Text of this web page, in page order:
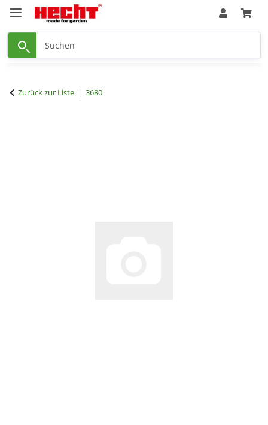
Zurück zur Liste 3680